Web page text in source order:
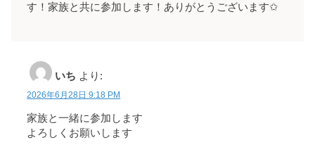
す！家族と共に参加します！ありがとうございます✩
いち より:
2026年6月28日 9:18 PM
家族と一緒に参加します
よろしくお願いします